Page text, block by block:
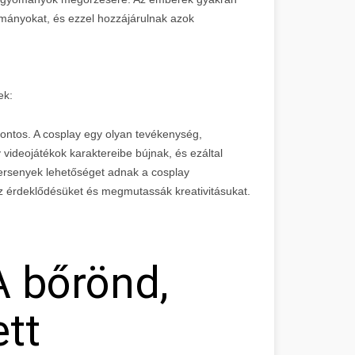
és ezzel hozzájárulnak azok
A cosplay egy olyan tevékenység,
karaktereibe bújnak, és ezáltal
lehetőséget adnak a cosplay
és megmutassák kreativitásukat.
bőrönd,